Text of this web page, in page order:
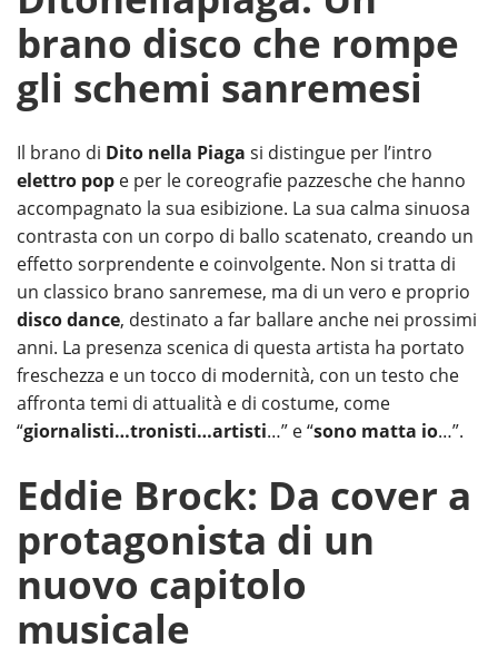
brano disco che rompe
gli schemi sanremesi
Il brano di Dito nella Piaga si distingue per l’intro
elettro pop e per le coreografie pazzesche che hanno
accompagnato la sua esibizione. La sua calma sinuosa
contrasta con un corpo di ballo scatenato, creando un
effetto sorprendente e coinvolgente. Non si tratta di
un classico brano sanremese, ma di un vero e proprio
disco dance, destinato a far ballare anche nei prossimi
anni. La presenza scenica di questa artista ha portato
freschezza e un tocco di modernità, con un testo che
affronta temi di attualità e di costume, come
“giornalisti…tronisti…artisti…” e “sono matta io…”.
Eddie Brock: Da cover a
protagonista di un
nuovo capitolo
musicale